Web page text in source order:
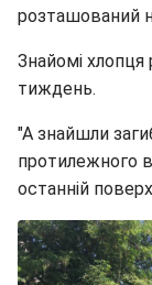
розташований
Знайомі
тиждень.
"А знайшли
протилежного
останній